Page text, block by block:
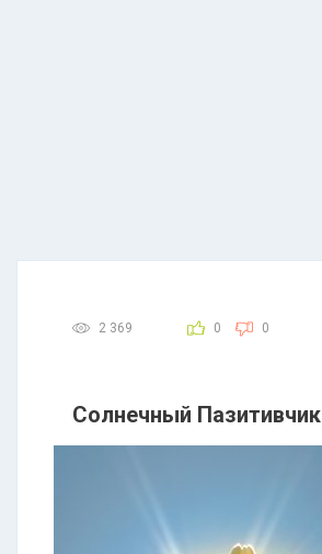
2 369 0 0
Солнечный Пазитивчик